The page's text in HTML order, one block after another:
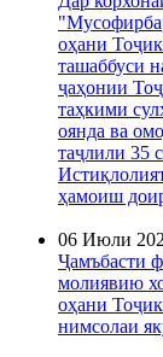
оҳани
ташаббуси
ҷаҳонии
таҳкими
оянда ва
таҷлили 35
ҳамоиш
06 Июли
Ҷамъбасти
молиявию
оҳани
нимсолаи